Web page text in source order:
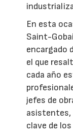
En esta
Saint-
encargado
el que
cada año
jefes de
asistentes,
clave de